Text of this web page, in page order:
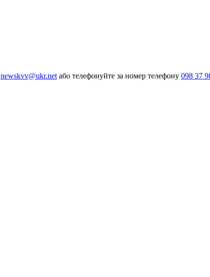
newskvv@ukr.netабо телефонуйте за номер телефону 098 37